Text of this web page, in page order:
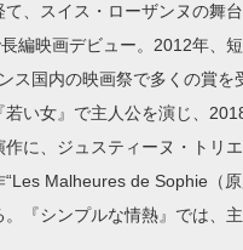
、スイス・ローザンヌの舞
編映画デビュー。2012年、
ス国内の映画祭で多くの賞
い女』で主人公を演じ、
に、ジュスティーヌ・トリ
Malheures de Sophie（
『シンプルな情熱』では、